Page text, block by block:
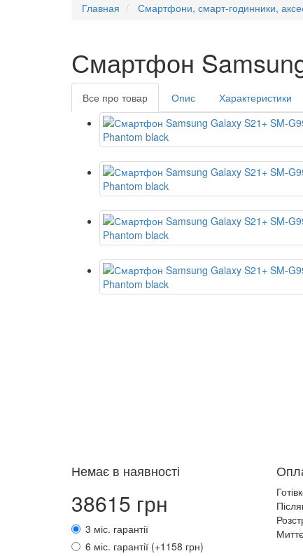
Главная Смартфони, смарт-годинники,
Смартфон
Все про товар Опис Характеристики
Немає в наявності
38615 грн
3 міс. гарантії
6 міс. гарантії (+1158 грн)